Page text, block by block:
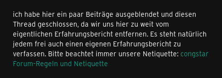
ich habe hier ein paar Beiträge ausgeblendet und diesen
Thread geschlossen, da wir uns hier zu weit vom
eigentlichen Erfahrungsbericht entfernen. Es steht natürlich
jedem frei auch einen eigenen Erfahrungsbericht zu
verfassen. Bitte beachtet immer unsere Netiquette: congstar
Forum-Regeln und Netiquette